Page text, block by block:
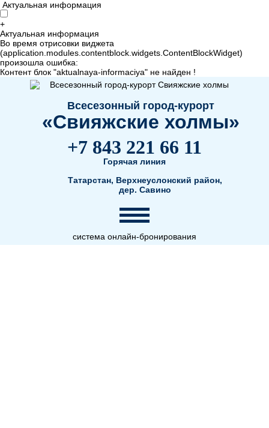
Актуальная информация
+
Актуальная информация
Во время отрисовки виджета
(application.modules.contentblock.widgets.ContentBlockWidget)
произошла ошибка:
Контент блок "aktualnaya-informaciya" не найден !
Всесезонный город-курорт
«Свияжские холмы»
+7 843 221 66 11
Горячая линия
Татарстан, Верхнеуслонский район,
дер. Савино
система онлайн-бронирования